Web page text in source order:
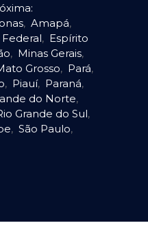
, Amapá,
, Espírito
, Minas Gerais,
Grosso, Pará,
, Piauí, Paraná,
do Norte,
Grande do Sul,
, São Paulo,